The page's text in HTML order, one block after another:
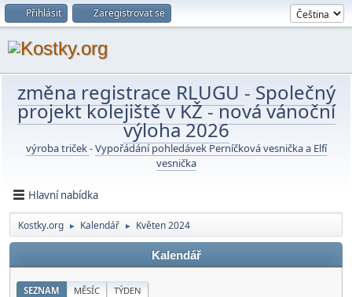
Přihlásit Zaregistrovat se
změna registrace RLUGU - Společný
projekt kolejiště v KŽ-nová vánoční
výloha 2026
výroba triček-Vypořádání pohledávek Perníčková vesnička a Elfí
vesnička
Hlavní nabídka
Kostky.org ► Kalendář ► Květen 2024
Kalendář
SEZNAM MĚSÍC TÝDEN